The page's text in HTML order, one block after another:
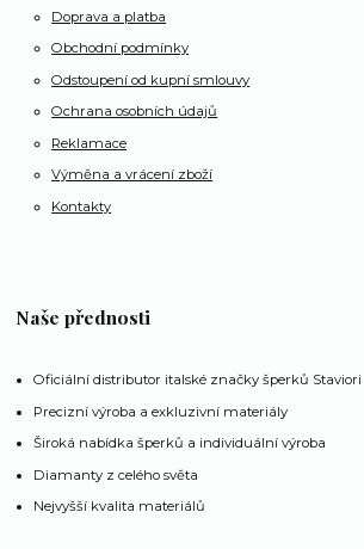
Doprava a platba
Obchodní podmínky
Odstoupení od kupní smlouvy
Ochrana osobních údajů
Reklamace
Výměna a vrácení zboží
Kontakty
Naše přednosti
Oficiální distributor italské značky šperků Staviori
Precizní výroba a exkluzivní materiály
Široká nabídka šperků a individuální výroba
Diamanty z celého světa
Nejvyšší kvalita materiálů